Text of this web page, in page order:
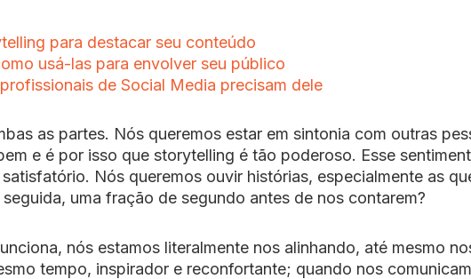
para destacar seu conteúdo
usá-las para envolver seu público
de Social Media precisam dele
as partes. Nós queremos estar em sintonia com outras
e é por isso que storytelling é tão poderoso. Esse
Nós queremos ouvir histórias, especialmente as
uma fração de segundo antes de nos contarem?
nós estamos literalmente nos alinhando, até mesmo
tempo, inspirador e reconfortante; quando nos